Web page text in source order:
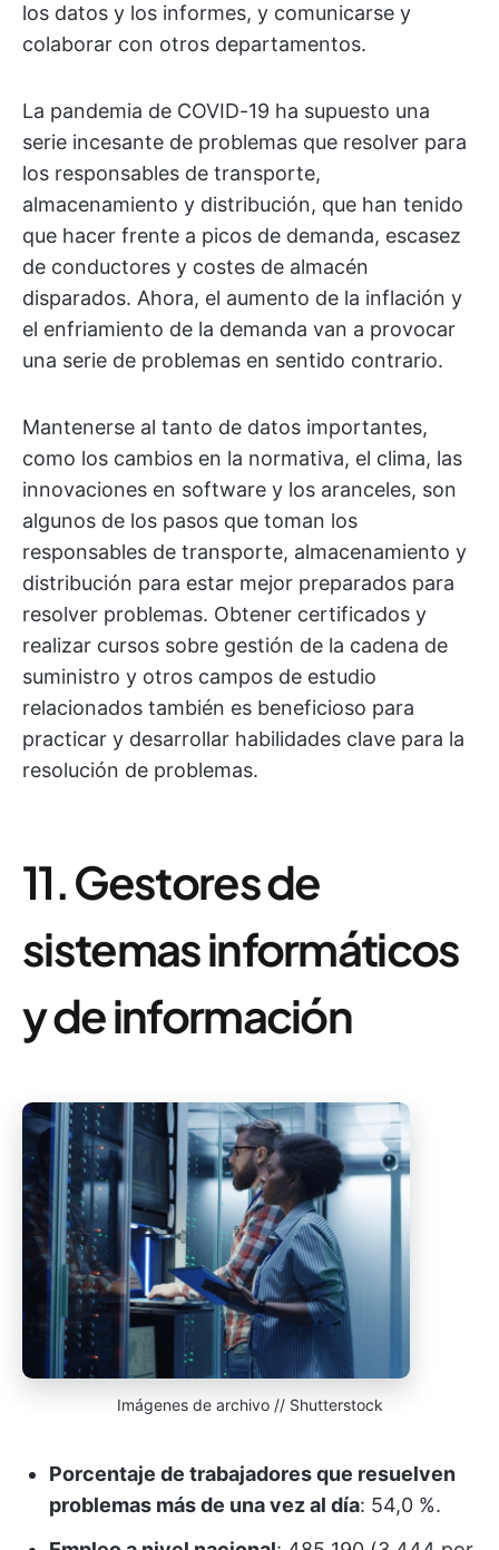
los datos y los informes, y comunicarse y
colaborar con otros departamentos.
La pandemia de COVID-19 ha supuesto una
serie incesante de problemas que resolver para
los responsables de transporte,
almacenamiento y distribución, que han tenido
que hacer frente a picos de demanda, escasez
de conductores y costes de almacén
disparados. Ahora, el aumento de la inflación y
el enfriamiento de la demanda van a provocar
una serie de problemas en sentido contrario.
Mantenerse al tanto de datos importantes,
como los cambios en la normativa, el clima, las
innovaciones en software y los aranceles, son
algunos de los pasos que toman los
responsables de transporte, almacenamiento y
distribución para estar mejor preparados para
resolver problemas. Obtener certificados y
realizar cursos sobre gestión de la cadena de
suministro y otros campos de estudio
relacionados también es beneficioso para
practicar y desarrollar habilidades clave para la
resolución de problemas.
11. Gestores de
sistemas informáticos
y de información
Imágenes de archivo // Shutterstock
Porcentaje de trabajadores que resuelven
problemas más de una vez al día: 54,0 %.